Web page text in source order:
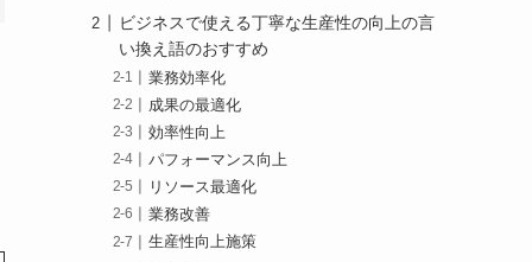
ビジネスで使える丁寧な生産性の向上の言
い換え語のおすすめ
業務効率化
成果の最適化
効率性向上
パフォーマンス向上
リソース最適化
業務改善
生産性向上施策